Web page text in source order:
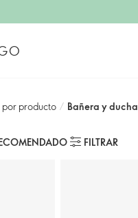
producto / Bañera y ducha
FILTRAR